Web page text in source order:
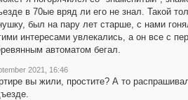
в 70ые вряд ли его не знал. Такой
был на пару лет старше, с нами
интересами увлекались, а он все с
автоматом бегал.
2021, 16:46
вы жили, простите? А то